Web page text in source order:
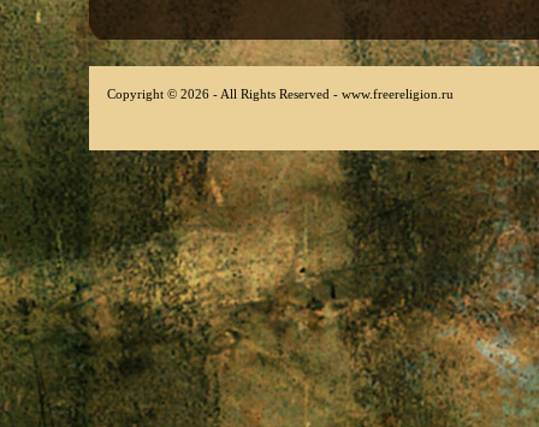
Copyright © 2026 - All Rights Reserved - www.freereligion.ru